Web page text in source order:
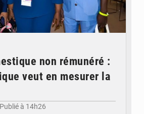
non rémunéré :
veut en mesurer la
Publié à 14h26